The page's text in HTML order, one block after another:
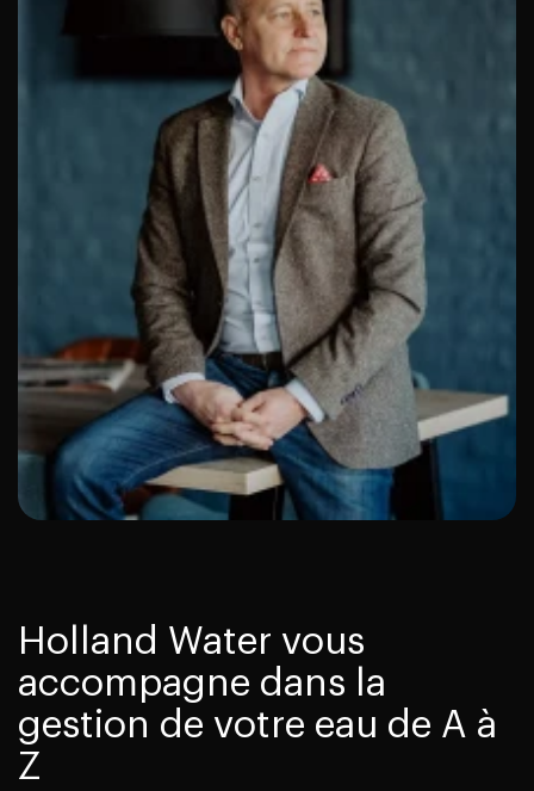
Holland Water vous
accompagne dans la
gestion de votre eau de A à
Z